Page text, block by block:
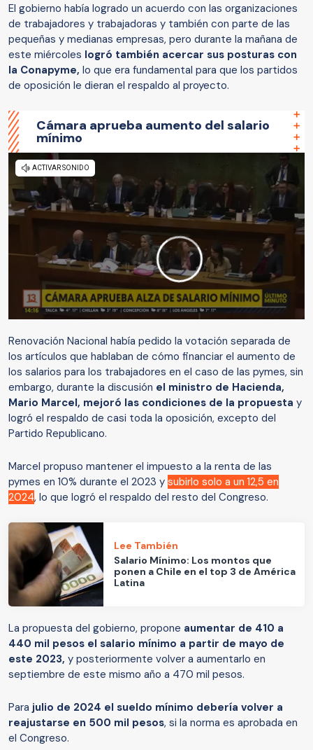
El gobierno había logrado un acuerdo con las organizaciones
de trabajadores y trabajadoras y también con parte de las
pequeñas y medianas empresas, pero durante la mañana de
este miércoles logró también acercar sus posturas con
la Conapyme, lo que era fundamental para que los partidos
de oposición le dieran el respaldo al proyecto.
Cámara aprueba aumento del salario
mínimo
Renovación Nacional había pedido la votación separada de
los artículos que hablaban de cómo financiar el aumento de
los salarios para los trabajadores en el caso de las pymes, sin
embargo, durante la discusión el ministro de Hacienda,
Mario Marcel, mejoró las condiciones de la propuesta y
logró el respaldo de casi toda la oposición, excepto del
Partido Republicano.
Marcel propuso mantener el impuesto a la renta de las
pymes en 10% durante el 2023 y subirlo solo a un 12,5 en
2024, lo que logró el respaldo del resto del Congreso.
Lee También
Salario Mínimo: Los montos que
ponen a Chile en el top 3 de América
Latina
La propuesta del gobierno, propone aumentar de 410 a
440 mil pesos el salario mínimo a partir de mayo de
este 2023, y posteriormente volver a aumentarlo en
septiembre de este mismo año a 470 mil pesos.
Para julio de 2024 el sueldo mínimo debería volver a
reajustarse en 500 mil pesos, si la norma es aprobada en
el Congreso.